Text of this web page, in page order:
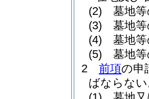
(2)
墓地
(3)
墓地
(4)
墓地
(5)
墓地
2
前項の申
ばならな